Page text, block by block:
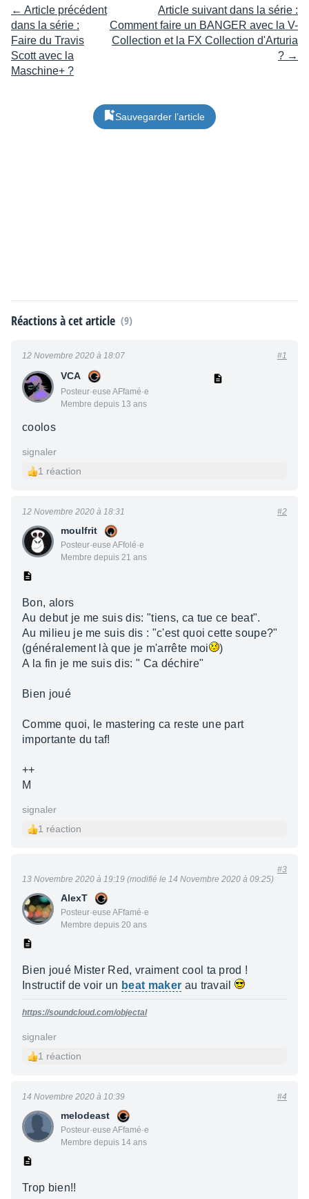
← Article précédent
dans la série :
Faire du Travis
Scott avec la
Maschine+ ?
Article suivant dans la série :
Comment faire un BANGER avec la V-
Collection et la FX Collection d'Arturia
? →
Sauvegarder l’article
Réactions à cet article (9)
VCA
Posteur·euse AFfamé·e
Membre depuis 13 ans
12 Novembre 2020 à 18:07 #1
coolos
signaler
1 réaction
moulfrit
Posteur·euse AFfolé·e
Membre depuis 21 ans
12 Novembre 2020 à 18:31 #2
Bon, alors
Au debut je me suis dis: "tiens, ca tue ce beat".
Au milieu je me suis dis : "c'est quoi cette soupe?"
(généralement là que je m'arrête moi
)
A la fin je me suis dis: " Ca déchire"
Bien joué
Comme quoi, le mastering ca reste une part
importante du taf!
++
M
signaler
1 réaction
AlexT
Posteur·euse AFfamé·e
Membre depuis 20 ans
13 Novembre 2020 à 19:19 (modifié le 14 Novembre 2020 à 09:25)
#3
Bien joué Mister Red, vraiment cool ta prod !
Instructif de voir un beat maker au travail
https://soundcloud.com/objectal
signaler
1 réaction
melodeast
Posteur·euse AFfamé·e
Membre depuis 14 ans
14 Novembre 2020 à 10:39 #4
Trop bien!!